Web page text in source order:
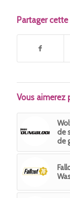
Partager
Vous aimerez
de
de